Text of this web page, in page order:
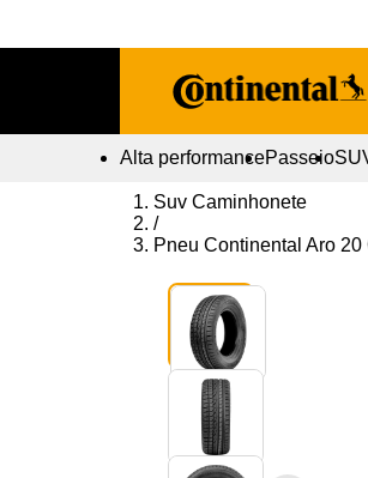
Alta performancePasseio
Suv Caminhonete
/
Pneu Continental Aro